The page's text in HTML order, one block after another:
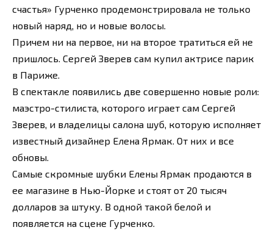
счастья» Гурченко продемонстрировала не только
новый наряд, но и новые волосы.
Причем ни на первое, ни на второе тратиться ей не
пришлось. Сергей Зверев сам купил актрисе парик
в Париже.
В спектакле появились две совершенно новые роли:
маэстро-стилиста, которого играет сам Сергей
Зверев, и владелицы салона шуб, которую исполняет
известный дизайнер Елена Ярмак. От них и все
обновы.
Самые скромные шубки Елены Ярмак продаются в
ее магазине в Нью-Йорке и стоят от 20 тысяч
долларов за штуку. В одной такой белой и
появляется на сцене Гурченко.